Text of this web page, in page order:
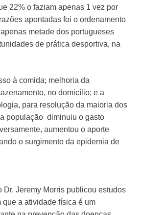
22% o faziam apenas 1 vez por
apontadas foi o ordenamento
metade dos portugueses
de prática desportiva, na
à comida; melhoria da
no domicílio; e a
para resolução da maioria dos
população diminuiu o gasto
aumentou o aporte
o surgimento da epidemia de
Dr. Jeremy Morris publicou estudos
que a atividade física é um